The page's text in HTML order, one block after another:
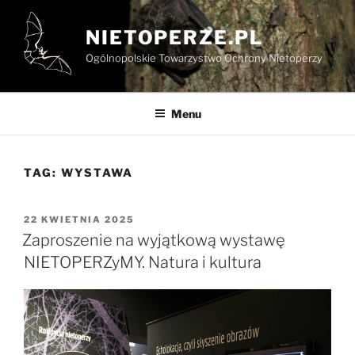
Przejdź
treści
NIETOPERZE.PL
Ogólnopolskie Towarzystwo Ochrony Nietoperzy
Menu
TAG: WYSTAWA
OPUBLIKOWANE
W
22 KWIETNIA 2025
Zaproszenie na wyjątkową wystawę
NIETOPERZyMY. Natura i kultura